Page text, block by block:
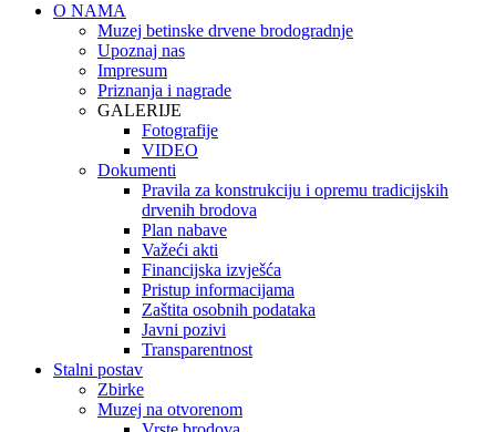
O NAMA
Muzej betinske drvene brodogradnje
Upoznaj nas
Impresum
Priznanja i nagrade
GALERIJE
Fotografije
VIDEO
Dokumenti
Pravila za konstrukciju i opremu tradicijskih
drvenih brodova
Plan nabave
Važeći akti
Financijska izvješća
Pristup informacijama
Zaštita osobnih podataka
Javni pozivi
Transparentnost
Stalni postav
Zbirke
Muzej na otvorenom